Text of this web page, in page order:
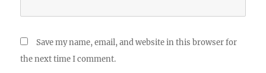
Save my name, email, and website in this browser for
the next time I comment.